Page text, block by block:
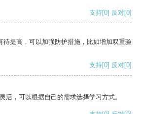
支持[0] 反对[0]
待提高，可以加强防护措施，比如增加双重验
支持[0] 反对[0]
活，可以根据自己的需求选择学习方式。